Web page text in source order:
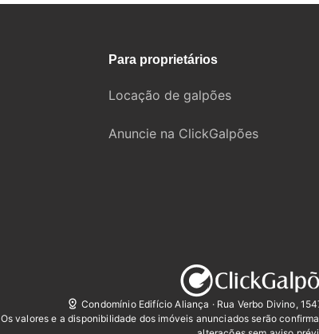
Para proprietários
Locação de galpões
Anuncie na ClickGalpões
Condomínio Edifício Aliança · Rua Verbo Divino,
Os valores e a disponibilidade dos imóveis anunciados serão